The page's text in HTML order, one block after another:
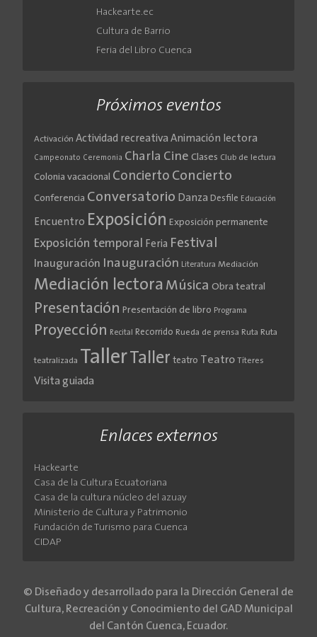
Hackearte.ec
Cultura de Barrio
Feria del Libro Cuenca
Próximos eventos
Activación Actividad recreativa Animación lectora
Campeonato Ceremonia Charla Cine Clases Club de lectura
Colonia vacacional Concierto Concierto
Conferencia Conversatorio Danza Desfile Educación
Encuentro Exposición Exposición permanente
Exposición temporal Feria Festival
Inauguración Inauguración Literatura Mediación
Mediación lectora Música Obra teatral
Presentación Presentación de libro Programa
Proyección Recital Recorrido Rueda de prensa Ruta Ruta
teatralizada TallerTaller teatro Teatro Títeres
Visita guiada
Enlaces externos
Hackearte
Casa de la Cultura Ecuatoriana
Casa de la cultura núcleo del azuay
Ministerio de Cultura y Patrimonio
Fundación de Turismo para Cuenca
CIDAP
© Diseñado y desarrollado para la Dirección General de
Cultura, Recreación y Conocimiento del GAD Municipal
del Cantón Cuenca, Ecuador.